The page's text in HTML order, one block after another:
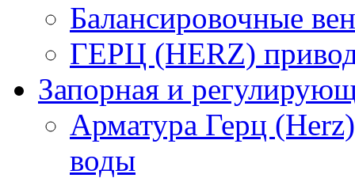
Балансировочные
ГЕРЦ (HERZ)
Запорная и
Арматура Герц
воды